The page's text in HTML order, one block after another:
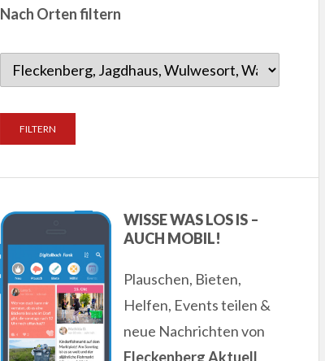
Nach Orten filtern
WISSE WAS LOS IS –
AUCH MOBIL!
Plauschen, Bieten,
Helfen, Events teilen &
neue Nachrichten von
Fleckenberg Aktuell